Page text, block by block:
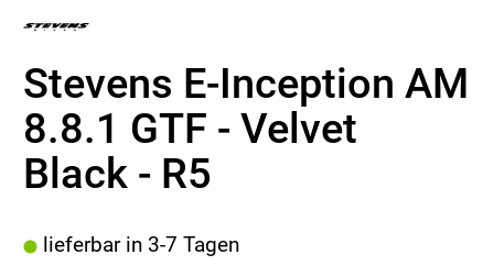
Stevens E-Inception AM
8.8.1 GTF - Velvet
Black - R5
lieferbar in 3-7 Tagen